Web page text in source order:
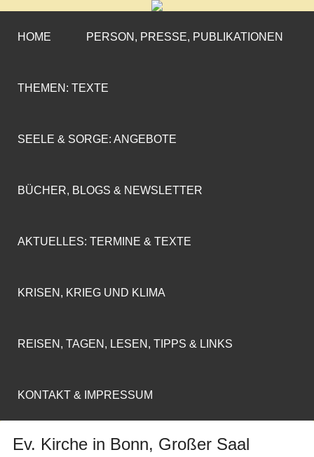
CORNELIA COENEN-
MARX
»ENGAGEMENT MIT PROFIL«
HOME PERSON, PRESSE, PUBLIKATIONEN
THEMEN: TEXTE
SEELE & SORGE: ANGEBOTE
BÜCHER, BLOGS & NEWSLETTER
AKTUELLES: TERMINE & TEXTE
KRISEN, KRIEG UND KLIMA
REISEN, TAGEN, LESEN, TIPPS & LINKS
KONTAKT & IMPRESSUM
Ev. Kirche in Bonn, Großer Saal